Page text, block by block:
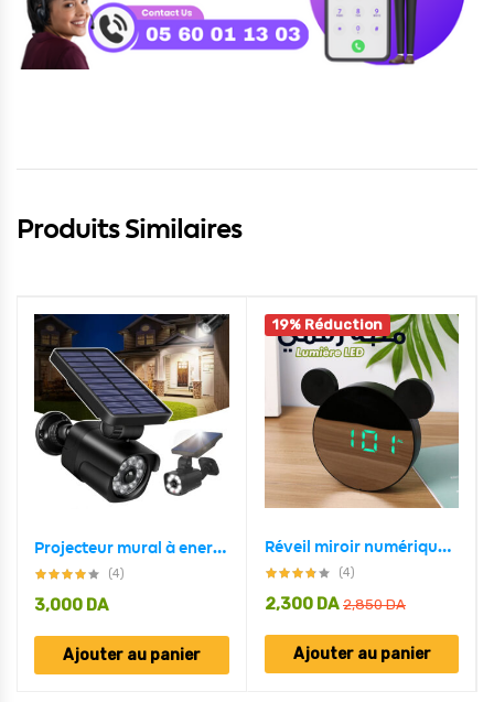
Produits Similaires
Projecteur mural à energie solaire en forme de camera Avec Détecteur De Mouvement et détecteur jour/nuit
(4)
3,000 DA
Ajouter au panier
19% Réduction
Réveil miroir numérique intelligent en forme mickey mouse
(4)
2,850DA
2,300 DA
Ajouter au panier